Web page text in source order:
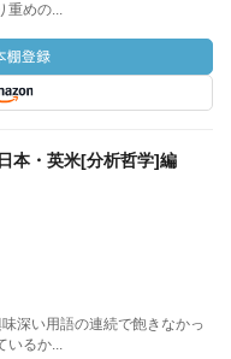
重めの...
本・英米[分析哲学]編
深い用語の連続で飽きなかっ
いるか...